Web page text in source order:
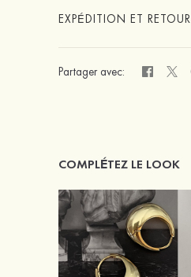
EXPÉDITION ET RETOUR
Partager avec:
COMPLÉTEZ LE LOOK